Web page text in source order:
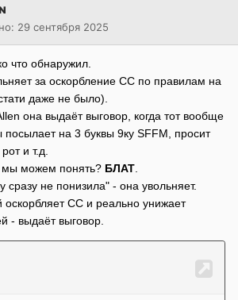
29 сентября 2025
что обнаружил.
за оскорбление СС по правилам на
даже не было).
она выдаёт выговор, когда тот вообще
посылает на 3 буквы 9ку SFFM, просит
и т.д.
мы можем понять? БЛАТ.
сразу не понизила" - она увольняет.
оскорбляет СС и реально унижает
- выдаёт выговор.